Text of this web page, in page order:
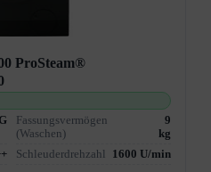
ProSteam®
Fassungsvermögen
(Waschen)
9
kg
Schleuderdrehzahl 1600 U/min